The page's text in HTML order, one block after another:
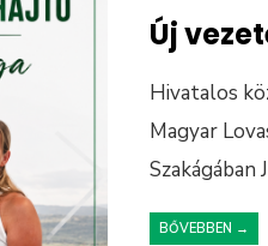
Új
Hivatalos
Magyar
BŐVEBBEN →